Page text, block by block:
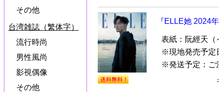
その他
台湾雑誌（繁体字）
流行時尚
男性風尚
影視偶像
その他
『ELLE她 2024
表紙：阮經天（
※現地発売予定
※発送予定：ご